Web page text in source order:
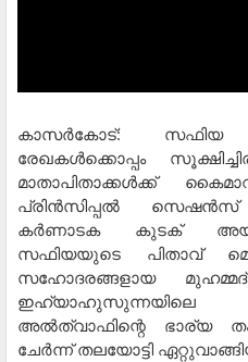
കാസര്‍കോട്: സഫിയ
രേഖകള്‍ക്കൊപ്പം
മാതാപിതാക്കള്‍ക്ക്
പ്രിന്‍സിപ്പല്‍
കര്‍ണാടക കുടക്
സഫിയയുടെ പിതാവ്
സഹോദരങ്ങളായ
ഇഹ്യാഹുസുന്നയിലെ
അല്‍ത്വാഫിന്റെ ഭാര്യ
ചേര്‍ന്ന് തലയോട്ടി